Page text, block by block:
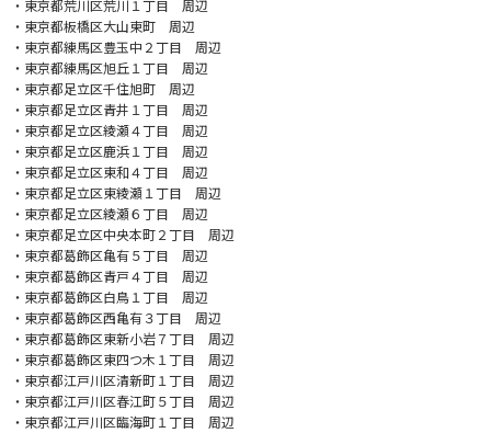
・東京都荒川区荒川１丁目 周辺
・東京都板橋区大山東町 周辺
・東京都練馬区豊玉中２丁目 周辺
・東京都練馬区旭丘１丁目 周辺
・東京都足立区千住旭町 周辺
・東京都足立区青井１丁目 周辺
・東京都足立区綾瀬４丁目 周辺
・東京都足立区鹿浜１丁目 周辺
・東京都足立区東和４丁目 周辺
・東京都足立区東綾瀬１丁目 周辺
・東京都足立区綾瀬６丁目 周辺
・東京都足立区中央本町２丁目 周辺
・東京都葛飾区亀有５丁目 周辺
・東京都葛飾区青戸４丁目 周辺
・東京都葛飾区白鳥１丁目 周辺
・東京都葛飾区西亀有３丁目 周辺
・東京都葛飾区東新小岩７丁目 周辺
・東京都葛飾区東四つ木１丁目 周辺
・東京都江戸川区清新町１丁目 周辺
・東京都江戸川区春江町５丁目 周辺
・東京都江戸川区臨海町１丁目 周辺